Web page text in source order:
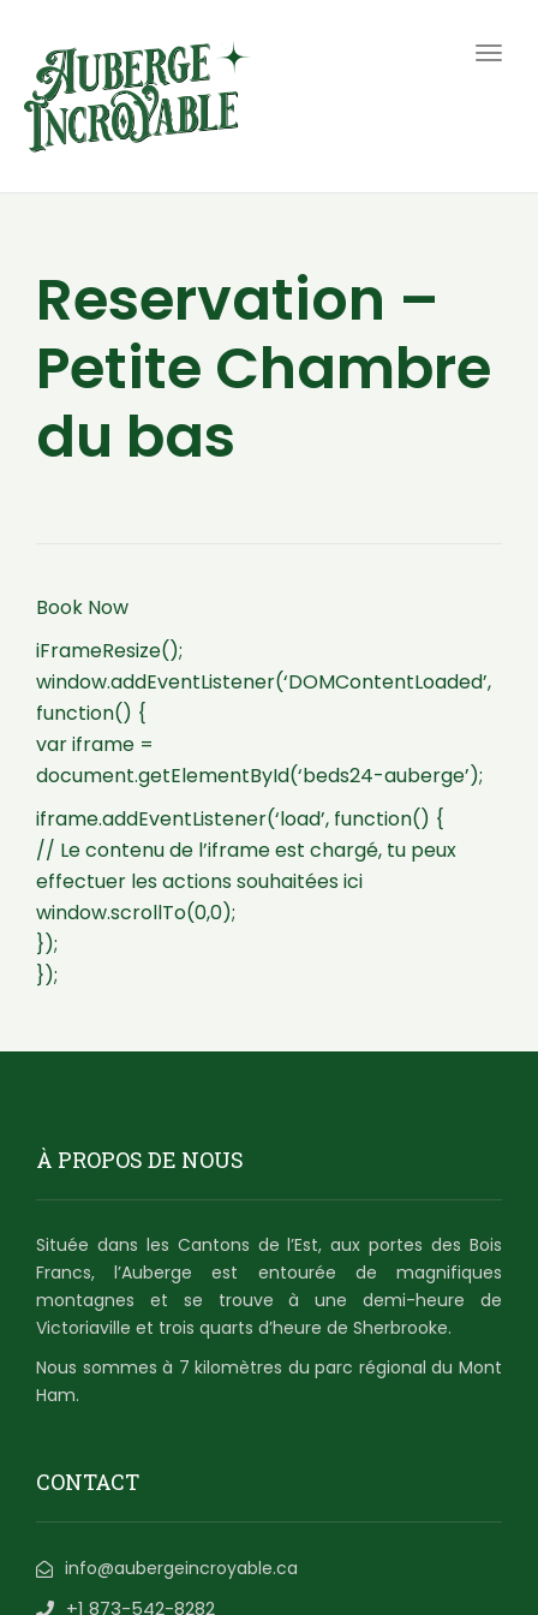
Reservation –
Petite Chambre
du bas
Book Now
iFrameResize();
window.addEventListener(‘DOMContentLoaded’,
function() {
var iframe =
document.getElementById(‘beds24-auberge’);
iframe.addEventListener(‘load’, function() {
// Le contenu de l’iframe est chargé, tu peux
effectuer les actions souhaitées ici
window.scrollTo(0,0);
});
});
À PROPOS DE NOUS
Située dans les Cantons de l’Est, aux portes des Bois
Francs, l’Auberge est entourée de magnifiques
montagnes et se trouve à une demi-heure de
Victoriaville et trois quarts d’heure de Sherbrooke.
Nous sommes à 7 kilomètres du parc régional du Mont
Ham.
CONTACT
info@aubergeincroyable.ca
+1 873-542-8282